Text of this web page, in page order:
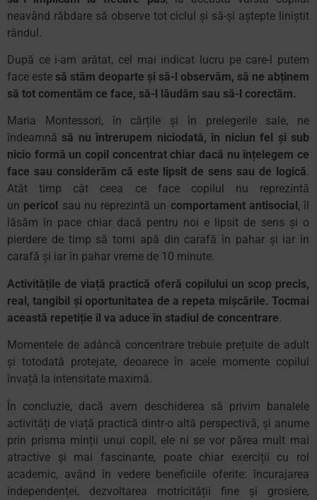
neavând răbdare să observe tot ciclul și să-și aștepte liniștit
rândul.
După ce i-am arătat, cel mai indicat lucru pe care-l putem
face este să stăm deoparte și să-l observăm, să ne abținem
să tot comentăm ce face, să-l lăudăm sau să-l corectăm.
Maria Montessori, în cărțile și în prelegerile sale, ne
îndeamnă să nu întrerupem niciodată, în niciun fel și sub
nicio formă un copil concentrat chiar dacă nu înțelegem ce
face sau considerăm că este lipsit de sens sau de logică.
Atât timp cât ceea ce face copilul nu reprezintă
un pericol sau nu reprezintă un comportament antisocial , îl
lăsăm în pace chiar dacă pentru noi e lipsit de sens și o
pierdere de timp să torni apă din carafă în pahar și iar în
carafă și iar în pahar vreme de 10 minute.
Activitățile de viață practică oferă copilului un scop precis,
real, tangibil și oportunitatea de a repeta mișcările. Tocmai
această repetiție îl va aduce în stadiul de concentrare.
Momentele de adâncă concentrare trebuie prețuite de adult
și totodată protejate, deoarece în acele momente copilul
învață la intensitate maximă.
În concluzie, dacă avem deschiderea să privim banalele
activități de viață practică dintr-o altă perspectivă, și anume
prin prisma minții unui copil, ele ni se vor părea mult mai
atractive și mai fascinante, poate chiar exerciții cu rol
academic, având în vedere beneficiile oferite: încurajarea
independenței, dezvoltarea motricității fine și grosiere,